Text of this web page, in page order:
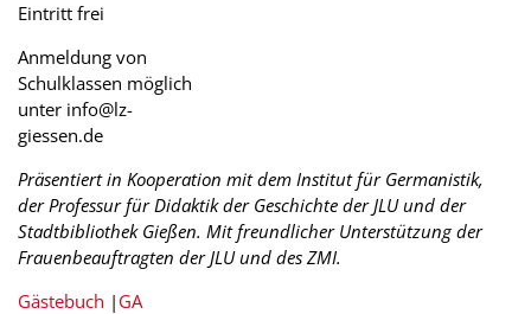
Eintritt frei
Anmeldung von
Schulklassen möglich
unter info@lz-
giessen.de
Präsentiert in Kooperation mit dem Institut für Germanistik,
der Professur für Didaktik der Geschichte der JLU und der
Stadtbibliothek Gießen. Mit freundlicher Unterstützung der
Frauenbeauftragten der JLU und des ZMI.
Gästebuch | GA